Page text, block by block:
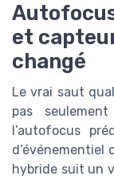
et
changé
Le vrai saut
pas
l’autofocus
d’événementiel
hybride suit un